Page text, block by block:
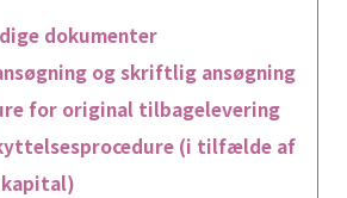
dokumenter
og skriftlig ansøgning
for original tilbagelevering
(i tilfælde af